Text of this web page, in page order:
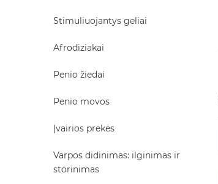
Stimuliuojantys geliai
Afrodiziakai
Penio žiedai
Penio movos
Įvairios prekės
Varpos didinimas: ilginimas ir
storinimas